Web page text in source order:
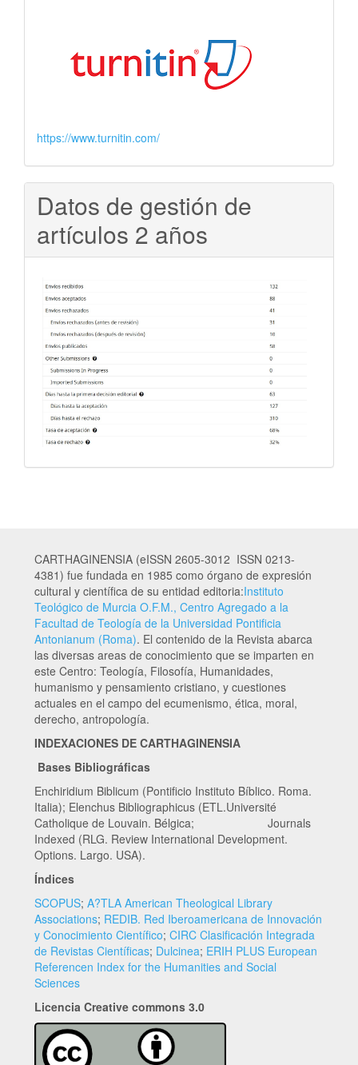
https://www.turnitin.com/
Datos de gestión de
artículos 2 años
CARTHAGINENSIA (eISSN 2605-3012 ISSN 0213-
4381) fue fundada en 1985 como órgano de expresión
cultural y científica de su entidad editoria:Instituto
Teológico de Murcia O.F.M., Centro Agregado a la
Facultad de Teología de la Universidad Pontificia
Antonianum (Roma). El contenido de la Revista abarca
las diversas areas de conocimiento que se imparten en
este Centro: Teología, Filosofía, Humanidades,
humanismo y pensamiento cristiano, y cuestiones
actuales en el campo del ecumenismo, ética, moral,
derecho, antropología.
INDEXACIONES DE CARTHAGINENSIA
Bases Bibliográficas
Enchiridium Biblicum (Pontificio Instituto Bíblico. Roma.
Italia); Elenchus Bibliographicus (ETL.Université
Catholique de Louvain. Bélgica; Journals
Indexed (RLG. Review International Development.
Options. Largo. USA).
Índices
SCOPUS; A?TLA American Theological Library
Associations; REDIB. Red Iberoamericana de Innovación
y Conocimiento Científico; CIRC Clasificación Integrada
de Revistas Científicas; Dulcinea; ERIH PLUS European
Referencen Index for the Humanities and Social
Sciences
Licencia Creative commons 3.0